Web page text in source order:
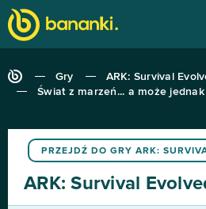
Gry
ARK: Survival
Świat z marzeń... a może
PRZEJDŹ DO GRY ARK:
ARK: Survival